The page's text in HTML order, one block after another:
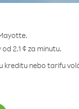
2.1 ¢ za minutu.
kreditu nebo tarifu